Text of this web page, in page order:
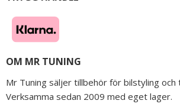
OM MR TUNING
Mr Tuning säljer tillbehör för bilstyling och
Verksamma sedan 2009 med eget lager.